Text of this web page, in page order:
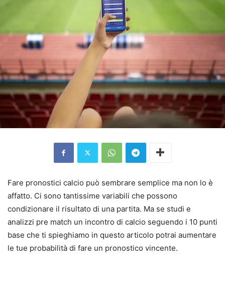
Fare pronostici calcio può sembrare semplice ma non lo è
affatto. Ci sono tantissime variabili che possono
condizionare il risultato di una partita. Ma se studi e
analizzi pre match un incontro di calcio seguendo i 10 punti
base che ti spieghiamo in questo articolo potrai aumentare
le tue probabilità di fare un pronostico vincente.